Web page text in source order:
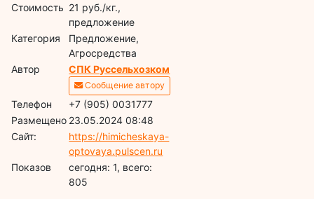
Стоимость 21 руб./кг.,
предложение
Категория
Предложение,
Агросредства
Автор
СПК Руссельхозком
Сообщение автору
Телефон
+7 (905) 0031777
Размещено 23.05.2024 08:48
Сайт:
https://himicheskaya-
optovaya.pulscen.ru
Показов
cегодня: 1, всего:
805